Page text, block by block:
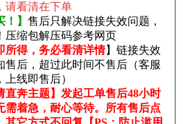
请看清在下单
】 售后只解决链接失效问题，
压缩包解压码参考网页
所得，务必看清详情】链接失效
售后，超过此时间不售后（客服
线即售后）
直奔主题】发起工单售后48小时
需着急，耐心等待。所有售后点